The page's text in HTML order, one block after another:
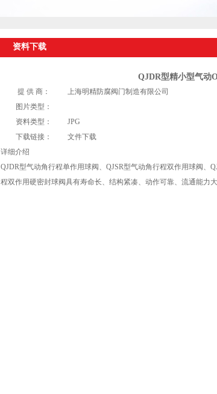
资料下载
QJDR型精小型气动
提 供 商： 上海明精防腐阀门制造有限公司
图片类型：
资料类型：
JPG
下载链接：
文件下载
详细介绍
QJDR型气动角行程单作用球阀、QJSR型气动角行程双作用球阀、
程双作用硬密封球阀具有寿命长、结构紧凑、动作可靠、流通能力